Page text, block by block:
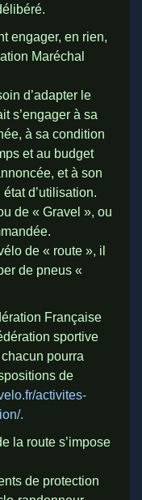
engager, en rien,
Maréchal
d’adapter le
s’engager à sa
à sa condition
et au budget
et à son
d’utilisation.
de « Gravel », ou
de « route », il
de pneus «
Française
sportive
pourra
de
activites-
.
la route s’impose
de protection